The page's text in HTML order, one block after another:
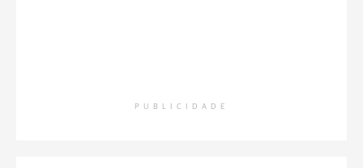
PUBLICIDADE